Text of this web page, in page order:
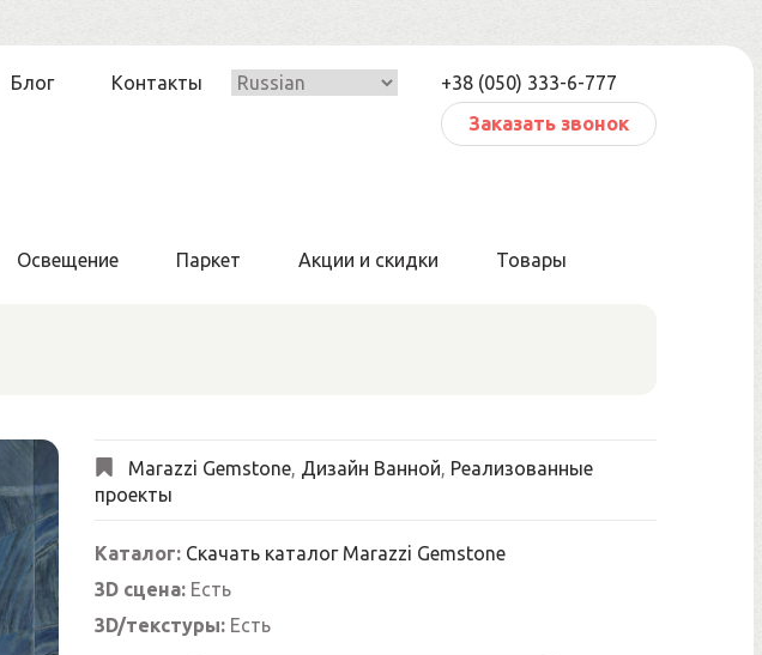
Блог Контакты
+38 (050) 333-6-777
Заказать звонок
Освещение Паркет Акции и скидки Товары
Marazzi Gemstone, Дизайн Ванной, Реализованные
проекты
Каталог: Скачать каталог Marazzi Gemstone
3D сцена:Есть
3D/текстуры:Есть